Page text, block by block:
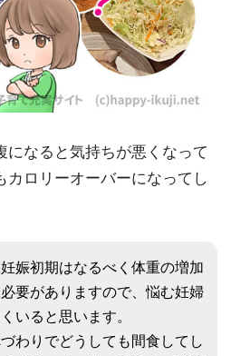
になると気持ちが悪くなって
カロリーオーバーになってし
娠初期はなるべく体重の増加
要がありますので、悩む妊婦
いると思います。
わりでどうしても間食してし